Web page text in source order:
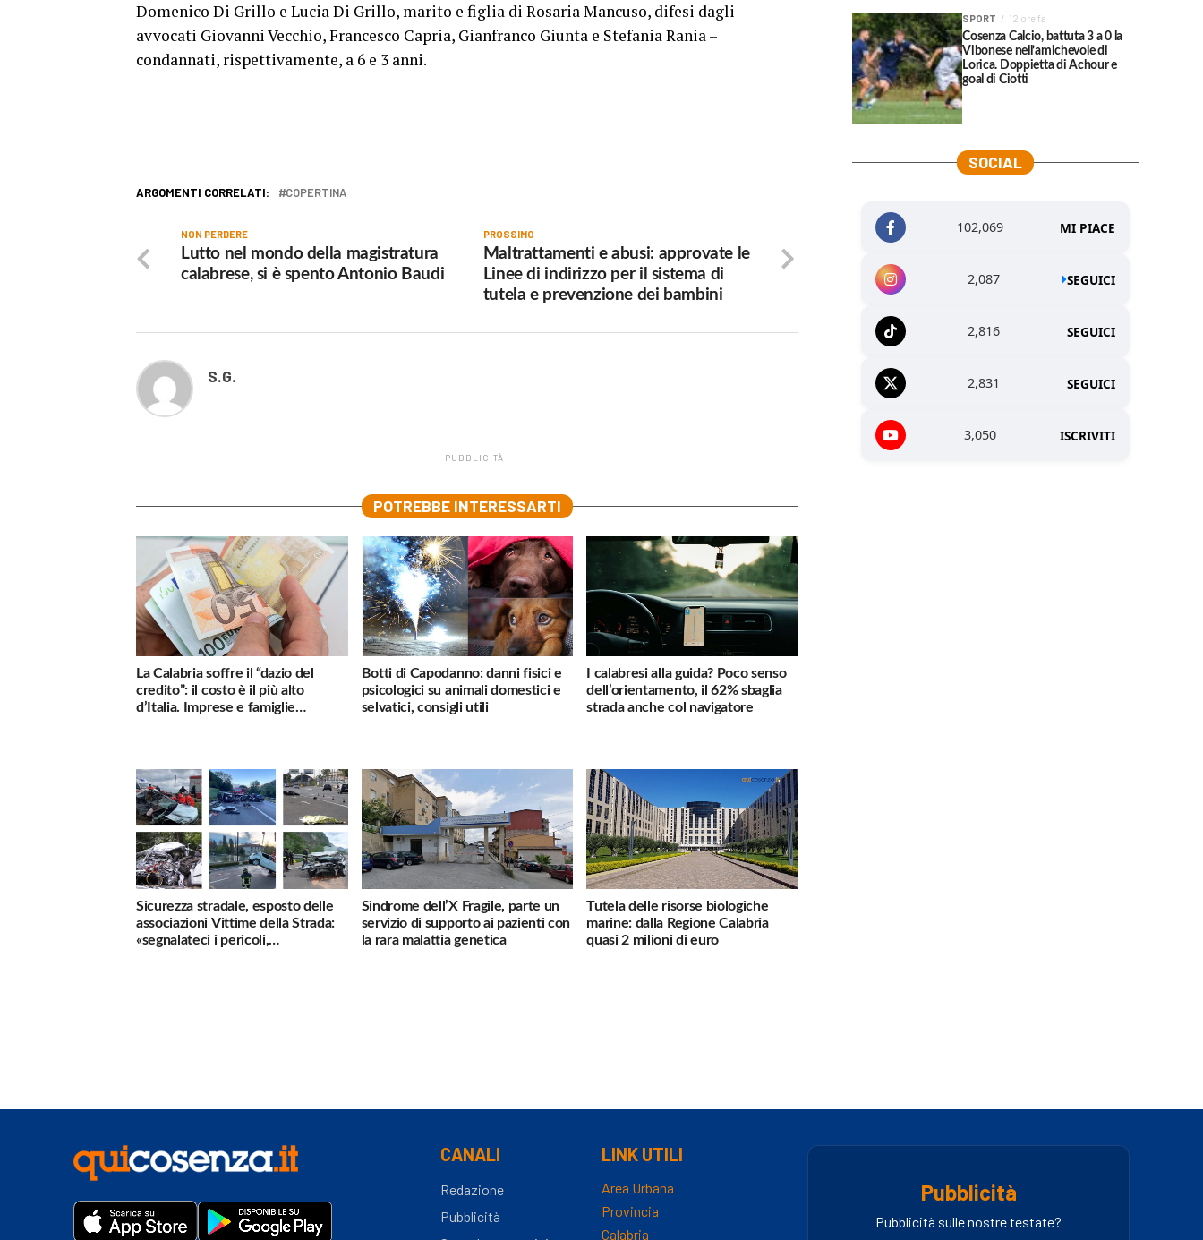
Domenico Di Grillo e Lucia Di Grillo, marito e figlia di Rosaria Mancuso, difesi dagli
avvocati Giovanni Vecchio, Francesco Capria, Gianfranco Giunta e Stefania Rania –
condannati, rispettivamente, a 6 e 3 anni.
ARGOMENTI CORRELATI: COPERTINA
PROSSIMO
Maltrattamenti e abusi: approvate le
Linee di indirizzo per il sistema di
tutela e prevenzione dei bambini
NON PERDERE
Lutto nel mondo della magistratura
calabrese, si è spento Antonio Baudi
S.G.
PUBBLICITÀ
POTREBBE INTERESSARTI
La Calabria soffre il “dazio del
credito”: il costo è il più alto
d’Italia. Imprese e famiglie
Botti di Capodanno: danni fisici e
psicologici su animali domestici e
selvatici, consigli utili
I calabresi alla guida? Poco senso
dell’orientamento, il 62% sbaglia
strada anche col navigatore
Sicurezza stradale, esposto delle
associazioni Vittime della Strada:
«segnalateci i pericoli,
Sindrome dell’X Fragile, parte un
servizio di supporto ai pazienti con
la rara malattia genetica
Tutela delle risorse biologiche
marine: dalla Regione Calabria
quasi 2 milioni di euro
SPORT 12 ore fa
Cosenza Calcio, battuta 3 a 0 la
Vibonese nell’amichevole di
Lorica. Doppietta di Achour e
goal di Ciotti
SOCIAL
102,069 MI PIACE
2,087 SEGUICI
2,816 SEGUICI
2,831 SEGUICI
3,050 ISCRIVITI
CANALI
Redazione
Pubblicità
LINK UTILI
Area Urbana
Provincia
Calabria
Pubblicità
Pubblicità sulle nostre testate?